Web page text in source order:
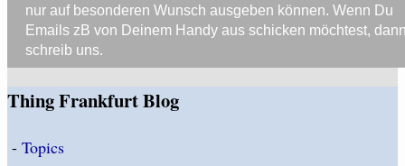
nur auf besonderen Wunsch ausgeben können. Wenn Du
Emails zB von Deinem Handy aus schicken möchtest,
schreib uns.
Thing Frankfurt Blog
- Topics